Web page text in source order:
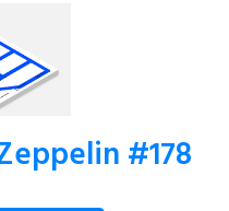
#178